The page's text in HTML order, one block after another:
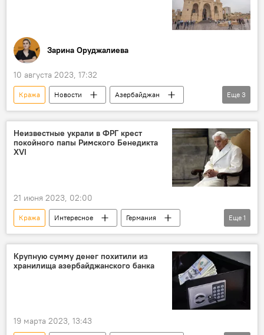
Зарина Оруджалиева
10 августа 2023, 17:32
Кража Новости
Азербайджан
Баку
Происшествия в Азербайджане
мечеть Тезе Пир
Еще 3
Неизвестные украли в ФРГ крест
покойного папы Римского Бенедикта
XVI
21 июня 2023, 02:00
Кража Интересное
Германия
Папа Римский
Еще 1
Крупную сумму денег похитили из
хранилища азербайджанского банка
19 марта 2023, 13:43